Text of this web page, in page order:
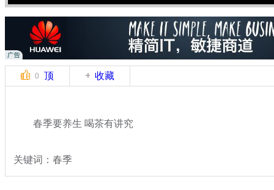
0 顶 收藏
春季要养生 喝茶有讲究
关键词：春季